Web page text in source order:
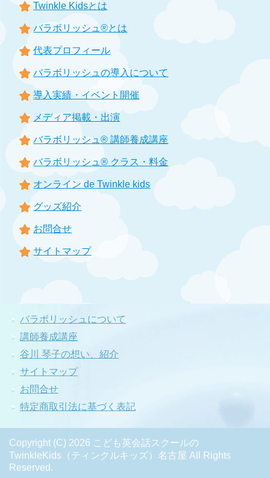
Twinkle Kidsとは
バラボリッシュ®とは
代表プロフィール
バラボリッシュの導入について
導入実績・イベント開催
メディア掲載・出演
バラボリッシュ® 講師養成講座
バラボリッシュ® クラス・料金
オンライン de Twinkle kids
グッズ紹介
お問合せ
サイトマップ
バラボリッシュについて
講師養成講座
谷川 琴子の想い、紹介
サイトマップ
お問合せ
特定商取引法に基づく表記
Copyright (C) 2026 こども英会話スクールの
TwinkleKids（ティンクルキッズ）名古屋 All Rights
Reserved.